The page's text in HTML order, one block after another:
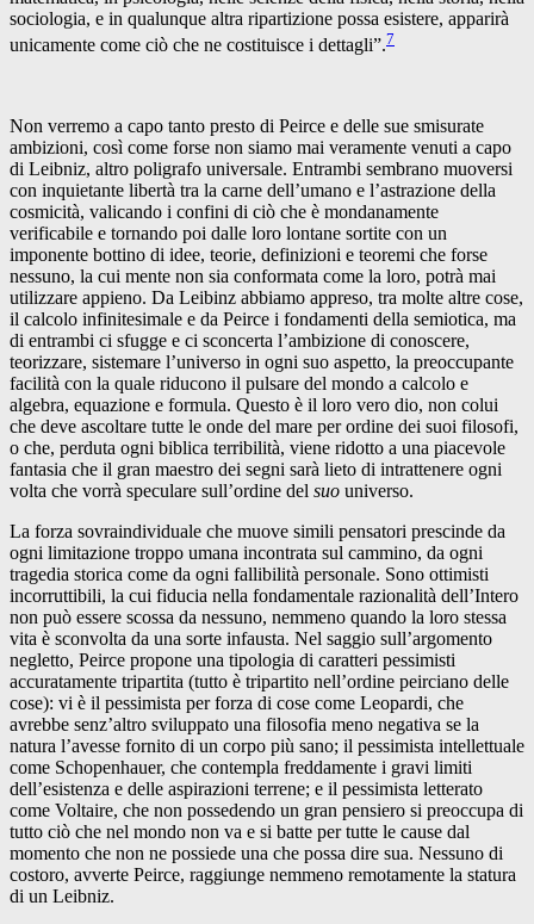
sociologia, e in qualunque altra ripartizione possa esistere, apparirà
unicamente come ciò che ne costituisce i dettagli”.7
Non verremo a capo tanto presto di Peirce e delle sue smisurate
ambizioni, così come forse non siamo mai veramente venuti a capo
di Leibniz, altro poligrafo universale. Entrambi sembrano muoversi
con inquietante libertà tra la carne dell’umano e l’astrazione della
cosmicità, valicando i confini di ciò che è mondanamente
verificabile e tornando poi dalle loro lontane sortite con un
imponente bottino di idee, teorie, definizioni e teoremi che forse
nessuno, la cui mente non sia conformata come la loro, potrà mai
utilizzare appieno. Da Leibinz abbiamo appreso, tra molte altre cose,
il calcolo infinitesimale e da Peirce i fondamenti della semiotica, ma
di entrambi ci sfugge e ci sconcerta l’ambizione di conoscere,
teorizzare, sistemare l’universo in ogni suo aspetto, la preoccupante
facilità con la quale riducono il pulsare del mondo a calcolo e
algebra, equazione e formula. Questo è il loro vero dio, non colui
che deve ascoltare tutte le onde del mare per ordine dei suoi filosofi,
o che, perduta ogni biblica terribilità, viene ridotto a una piacevole
fantasia che il gran maestro dei segni sarà lieto di intrattenere ogni
volta che vorrà speculare sull’ordine del suo universo.
La forza sovraindividuale che muove simili pensatori prescinde da
ogni limitazione troppo umana incontrata sul cammino, da ogni
tragedia storica come da ogni fallibilità personale. Sono ottimisti
incorruttibili, la cui fiducia nella fondamentale razionalità dell’Intero
non può essere scossa da nessuno, nemmeno quando la loro stessa
vita è sconvolta da una sorte infausta. Nel saggio sull’argomento
negletto, Peirce propone una tipologia di caratteri pessimisti
accuratamente tripartita (tutto è tripartito nell’ordine peirciano delle
cose): vi è il pessimista per forza di cose come Leopardi, che
avrebbe senz’altro sviluppato una filosofia meno negativa se la
natura l’avesse fornito di un corpo più sano; il pessimista intellettuale
come Schopenhauer, che contempla freddamente i gravi limiti
dell’esistenza e delle aspirazioni terrene; e il pessimista letterato
come Voltaire, che non possedendo un gran pensiero si preoccupa di
tutto ciò che nel mondo non va e si batte per tutte le cause dal
momento che non ne possiede una che possa dire sua. Nessuno di
costoro, avverte Peirce, raggiunge nemmeno remotamente la statura
di un Leibniz.